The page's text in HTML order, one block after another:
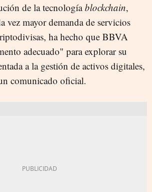
de la tecnologíablockchain,
vez mayor demanda de servicios
ha hecho que BBVA
adecuado" para explorar su
a la gestión de activos digitales,
comunicado oficial.